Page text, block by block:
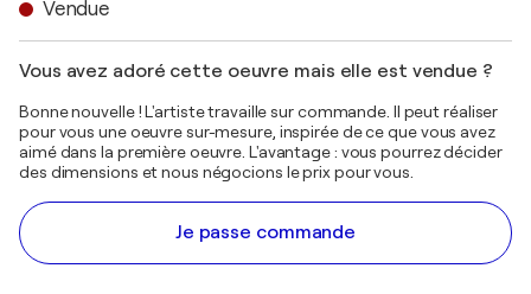
Vendue
Vous avez adoré cette oeuvre mais elle est vendue ?
Bonne nouvelle ! L'artiste travaille sur commande. Il peut réaliser
pour vous une oeuvre sur-mesure, inspirée de ce que vous avez
aimé dans la première oeuvre. L'avantage : vous pourrez décider
des dimensions et nous négocions le prix pour vous.
Je passe commande